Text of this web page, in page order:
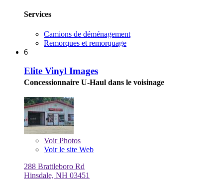
Services
Camions de déménagement
Remorques et remorquage
6
Elite Vinyl Images
Concessionnaire U-Haul dans le voisinage
VoirPhotos
Voir le site Web
288 Brattleboro Rd
Hinsdale, NH 03451